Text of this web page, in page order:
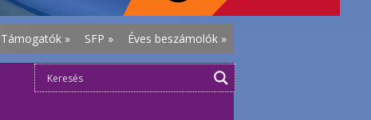
Támogatók » SFP » Éves beszámolók »